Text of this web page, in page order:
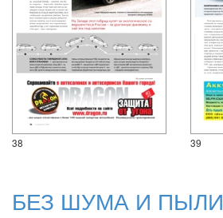
38 39
БЕЗ ШУМА И ПЫЛИ